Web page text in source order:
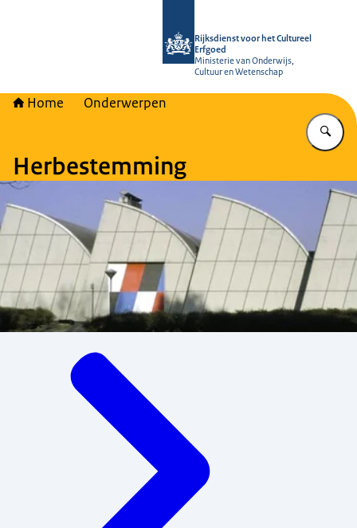
Rijksdienst voor het Cultureel
Erfgoed
Ministerie van Onderwijs,
Cultuur en Wetenschap
Home Onderwerpen
Herbestemming